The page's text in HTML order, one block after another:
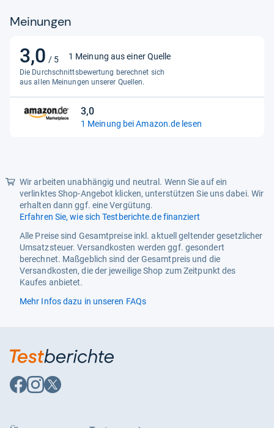
Akku/Batterie
Akkukapazität
Akkulaufzeit / Standby 5 d
Gehäusedurchmesser
Produkttyp Smartwatch
item_group_id B0DPJKSH6Y
Material
Armbandmaterial Silikon
Lieferumfang
Mitgeliefertes Zubehör
Funktionalitäten
Eigenschaften
Meinungen
3,0 / 5
3,0
von
5
Sternen
1 Meinung aus einer Quelle
Die Durchschnittsbewertung berechnet sich
aus allen Meinungen unserer Quellen.
3,0
3,0
von
1 Meinung bei Amazon.de lesen
Wir arbeiten unabhängig und neutral. Wenn Sie auf ein
verlinktes Shop-Angebot klicken, unterstützen Sie uns dabei. Wir
erhalten dann ggf. eine Vergütung.
Erfahren Sie, wie sich Testberichte.de finanziert
Alle Preise sind Gesamtpreise inkl. aktuell geltender gesetzlicher
Umsatzsteuer. Versandkosten werden ggf. gesondert
berechnet. Maßgeblich sind der Gesamtpreis und die
Versandkosten, die der jeweilige Shop zum Zeitpunkt des
Kaufes anbietet.
Mehr Infos dazu in unseren FAQs
Auf
Facebook
Auf
Instagram
Auf
X